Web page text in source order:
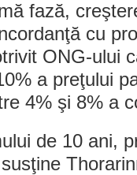
fază,
cu
ONG-ului
a preţului
4% şi 8% a
de 10 ani,